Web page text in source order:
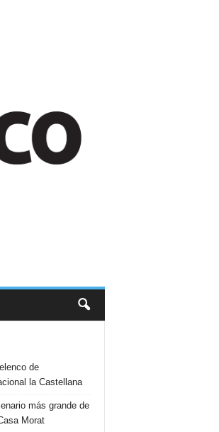
de
la Castellana
más grande de
Morat